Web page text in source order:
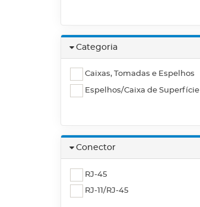
Categoria
Caixas, Tomadas e Espelhos
Espelhos/Caixa de Superfície
Conector
RJ-45
RJ-11/RJ-45